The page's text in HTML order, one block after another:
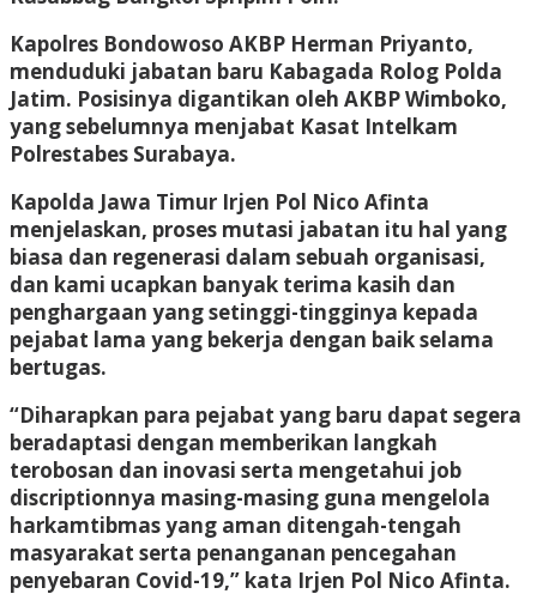
Kapolres Bondowoso AKBP Herman Priyanto,
menduduki jabatan baru Kabagada Rolog Polda
Jatim. Posisinya digantikan oleh AKBP Wimboko,
yang sebelumnya menjabat Kasat Intelkam
Polrestabes Surabaya.
Kapolda Jawa Timur Irjen Pol Nico Afinta
menjelaskan, proses mutasi jabatan itu hal yang
biasa dan regenerasi dalam sebuah organisasi,
dan kami ucapkan banyak terima kasih dan
penghargaan yang setinggi-tingginya kepada
pejabat lama yang bekerja dengan baik selama
bertugas.
“Diharapkan para pejabat yang baru dapat segera
beradaptasi dengan memberikan langkah
terobosan dan inovasi serta mengetahui job
discriptionnya masing-masing guna mengelola
harkamtibmas yang aman ditengah-tengah
masyarakat serta penanganan pencegahan
penyebaran Covid-19,” kata Irjen Pol Nico Afinta.